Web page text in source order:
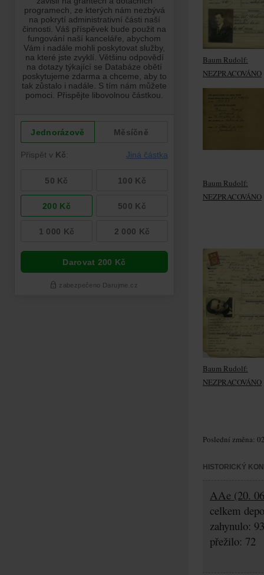
Baum Rudolf:
NEZPRACOVÁNO
Baum Rudolf:
NEZPRACOVÁNO
Baum Rudolf:
NEZPRACOVÁNO
Poslední změna:
HISTORICKÝ
AAe (20.
celkem
zahynulo:
přežilo: 72